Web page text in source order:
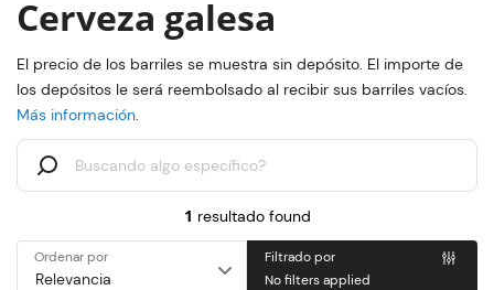
Cerveza galesa
El precio de los barriles se muestra sin depósito. El importe de
los depósitos le será reembolsado al recibir sus barriles vacíos.
Más información.
1 resultado found
Ordenar por
Filtrado por
No filters applied